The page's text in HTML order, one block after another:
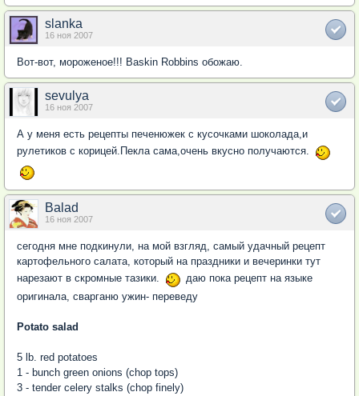
slanka
16 ноя 2007
Вот-вот, мороженое!!! Baskin Robbins обожаю.
sevulya
16 ноя 2007
А у меня есть рецепты печенюжек с кусочками шоколада,и
рулетиков с корицей.Пекла сама,очень вкусно получаются.
Balad
16 ноя 2007
сегодня мне подкинули, на мой взгляд, самый удачный рецепт
картофельного салата, который на праздники и вечеринки тут
нарезают в скромные тазики.
даю пока рецепт на языке
оригинала, сварганю ужин- переведу
Potato salad
5 lb. red potatoes
1 - bunch green onions (chop tops)
3 - tender celery stalks (chop finely)